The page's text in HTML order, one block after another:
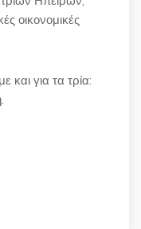
οικονομικές
και για τα τρία: